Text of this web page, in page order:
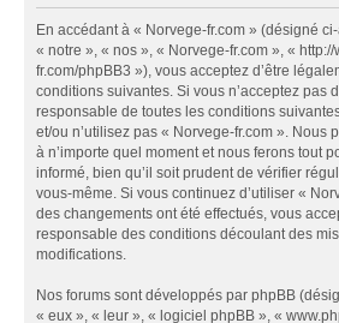
En accédant à « Norvege-fr.com » (désigné
« notre », « nos », « Norvege-fr.com », «
fr.com/phpBB3 »), vous acceptez d’être
conditions suivantes. Si vous n’acceptez pas
responsable de toutes les conditions
et/ou n’utilisez pas « Norvege-fr.com ». Nous
à n’importe quel moment et nous ferons tout
informé, bien qu’il soit prudent de vérifier
vous-même. Si vous continuez d’utiliser «
des changements ont été effectués, vous
responsable des conditions découlant des
modifications.
Nos forums sont développés par phpBB
« eux », « leur », « logiciel phpBB », «